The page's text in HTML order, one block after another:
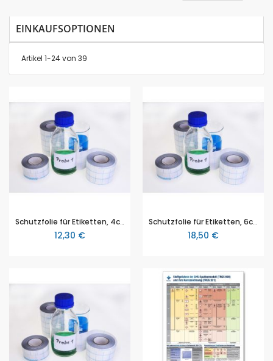
Artikel 1-24von 39
Schutzfolie für Etiketten, 4cm, Rolle mit 25m Länge
12,30 €
Schutzfolie für Etiketten, 6cm, Rolle mit 25m Länge
18,50 €
EINKAUFSOPTIONEN